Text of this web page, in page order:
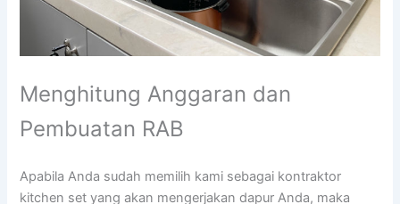
Menghitung Anggaran dan
Pembuatan RAB
Apabila Anda sudah memilih kami sebagai kontraktor
kitchen set yang akan mengerjakan dapur Anda, maka